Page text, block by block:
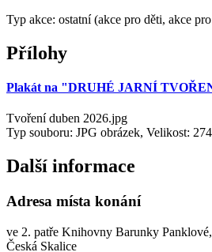
Typ akce: ostatní (akce pro děti, akce
Přílohy
Plakát na "DRUHÉ JARNÍ
Tvoření duben 2026.jpg
Typ souboru: JPG obrázek, Velikost:
Další informace
Adresa místa konání
ve 2. patře Knihovny Barunky
Česká Skalice